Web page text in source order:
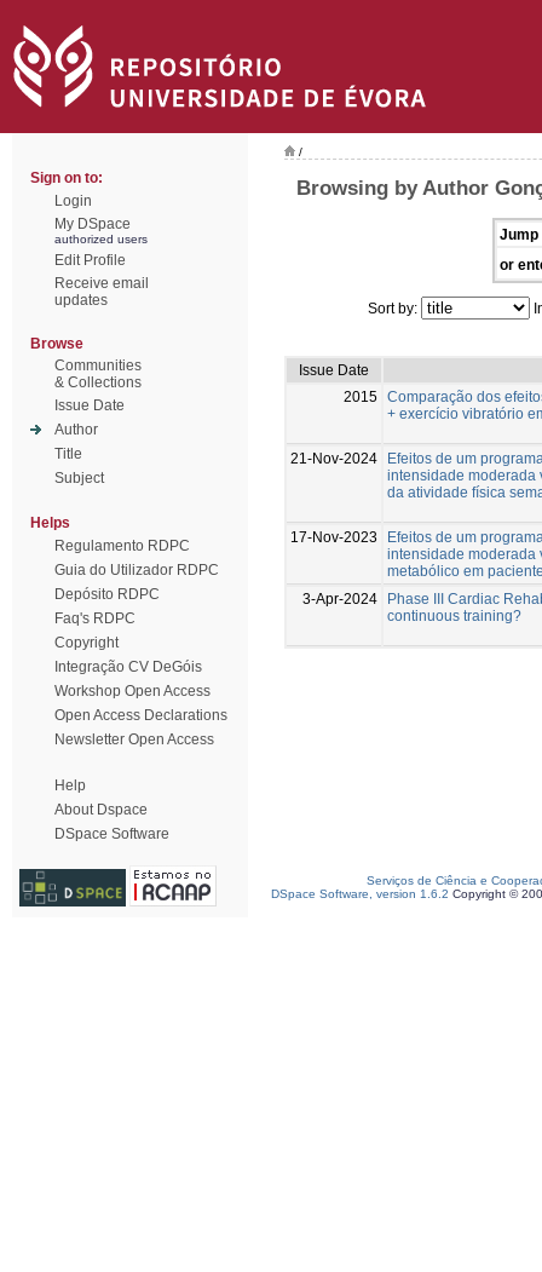
Sign on to:
Login
My DSpace
authorized users
Edit Profile
Receive email
updates
Browse
Communities
& Collections
Issue Date
Author
Title
Subject
Helps
Regulamento RDPC
Guia do Utilizador RDPC
Depósito RDPC
Faq's RDPC
Copyright
Integração CV DeGóis
Workshop Open Access
Open Access Declarations
Newsletter Open Access
Help
About Dspace
DSpace Software
/
Browsing by Author
Jump
or
Sort by:
Issue Date
2015 Comparação dos
+ exercício vibratório
21-Nov-2024
Efeitos de um
intensidade moderada
da atividade física
17-Nov-2023
Efeitos de um
intensidade moderada
metabólico em
3-Apr-2024
Phase III Cardiac
continuous training?
Serviços de Ciência e
DSpace Software, version 1.6.2 Copyright ©